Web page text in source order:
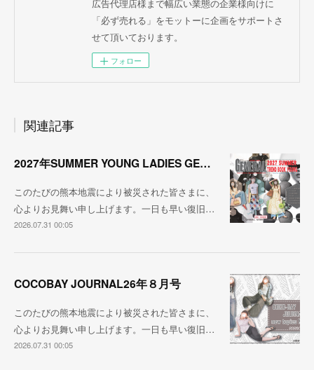
広告代理店様まで幅広い業態の企業様向けに
「必ず売れる」をモットーに企画をサポートさ
せて頂いております。
フォロー
関連記事
2027年SUMMER YOUNG LADIES GENERAL TREND
このたびの熊本地震により被災された皆さまに、
心よりお見舞い申し上げます。一日も早い復旧…
2026.07.31 00:05
COCOBAY JOURNAL26年８月号
このたびの熊本地震により被災された皆さまに、
心よりお見舞い申し上げます。一日も早い復旧…
2026.07.31 00:05